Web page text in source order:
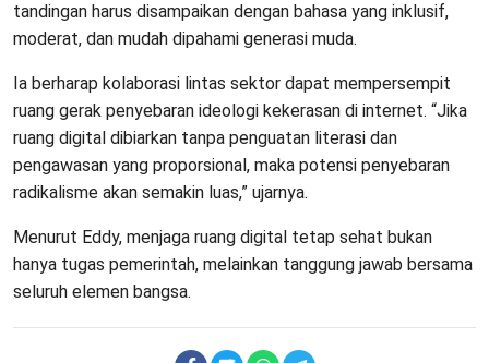
tandingan harus disampaikan dengan bahasa yang inklusif,
moderat, dan mudah dipahami generasi muda.
Ia berharap kolaborasi lintas sektor dapat mempersempit
ruang gerak penyebaran ideologi kekerasan di internet. “Jika
ruang digital dibiarkan tanpa penguatan literasi dan
pengawasan yang proporsional, maka potensi penyebaran
radikalisme akan semakin luas,” ujarnya.
Menurut Eddy, menjaga ruang digital tetap sehat bukan
hanya tugas pemerintah, melainkan tanggung jawab bersama
seluruh elemen bangsa.